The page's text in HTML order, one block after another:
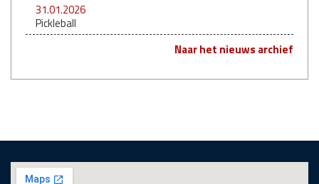
31.01.2026
Pickleball
Naar het nieuws archief